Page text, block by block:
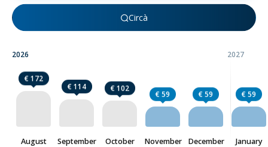
Circà
2026
€ 172
August
€ 114
September
€ 102
October
€ 59
November
€ 59
December
2027
€ 59
January